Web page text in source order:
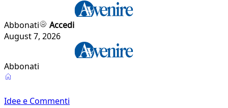
Abbonati
Accedi
August 7, 2026
Abbonati
Idee e Commenti